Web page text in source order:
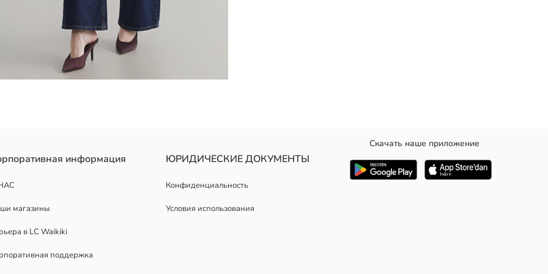
информация
магазины
в LC Waikiki
поддержка
ЮРИДИЧЕСКИЕ ДОКУМЕНТЫ
Конфиденциальность
Условия использования
Скачать наше приложение